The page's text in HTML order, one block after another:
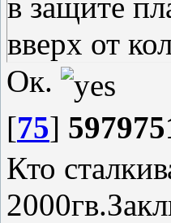
вверх от
Ок.
[75]
Кто